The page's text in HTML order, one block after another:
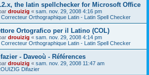
the latin spellchecker for Microsoft Office
drouizig « sam. nov. 29, 2008 4:16 pm
Orthographique Latin - Latin Spell Checker
Ortografico per il Latino (COL)
drouizig « sam. nov. 29, 2008 4:14 pm
Orthographique Latin - Latin Spell Checker
- Daveoù - Références
drouizig « sam. nov. 29, 2008 11:47 am
Difazier